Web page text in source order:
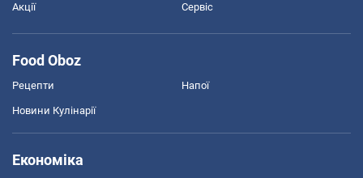
Акції Сервіс
Food Oboz
Рецепти Напої
Новини Кулінарії
Економіка